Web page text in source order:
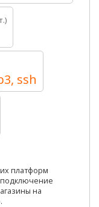
ssh
платформ
на